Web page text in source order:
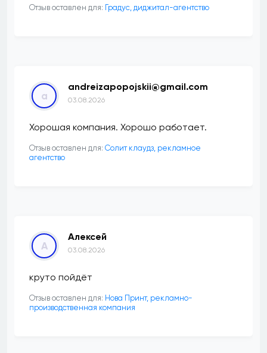
Отзыв оставлен для: ​Градус, диджитал-агентство
a
andreizapopojskii@gmail.com
03.08.2026
Хорошая компания. Хорошо работает.
Отзыв оставлен для: Солит клаудз, рекламное
агентство
А
Алексей
03.08.2026
круто пойдёт
Отзыв оставлен для: Нова Принт, рекламно-
производственная компания